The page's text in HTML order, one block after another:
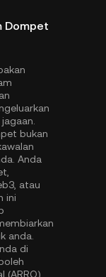
Dompet
bukan
Anda
atau
ini
anda.
di
(ARRO)